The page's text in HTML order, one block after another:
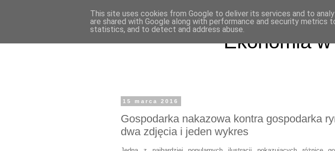
Ekonomia w
15 marca 2016
Gospodarka nakazowa kontra gospodarka
dwa zdjęcia i jeden wykres
This site uses cookies from Google to deliver its services and to
are shared with Google along with performance and security metrics
statistics, and to detect and address abuse.